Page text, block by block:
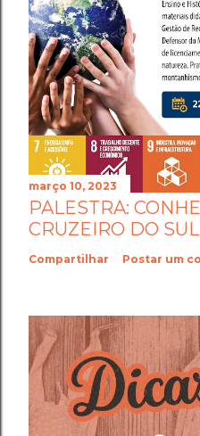
março 10, 2023
PALESTRA:
CRUZEIRO DO
Compartilhar Postar um